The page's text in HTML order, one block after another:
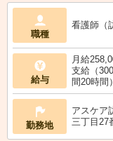
職種
看護師（
給与
月給
支給（
間20時間
勤務地
アスケア
三丁目27